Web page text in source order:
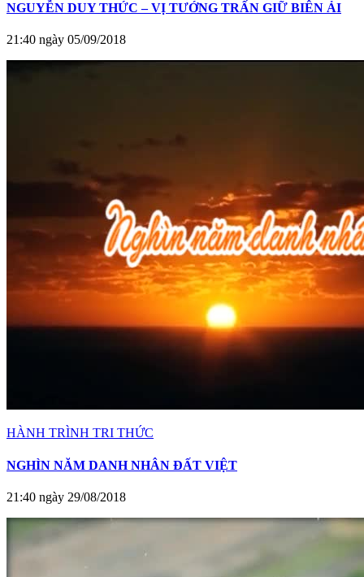
NGUYỄN DUY THỨC – VỊ TƯỚNG TRẤN GIỮ BIÊN ẢI
21:40 ngày 05/09/2018
HÀNH TRÌNH TRI THỨC
NGHÌN NĂM DANH NHÂN ĐẤT VIỆT
21:40 ngày 29/08/2018